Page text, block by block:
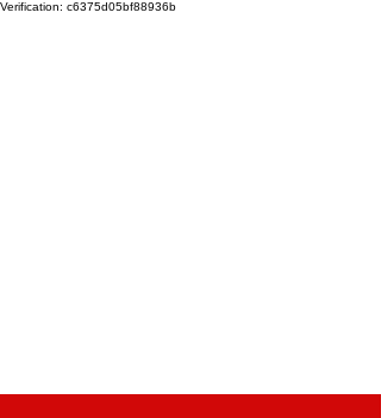
Verification: c6375d05bf88936b